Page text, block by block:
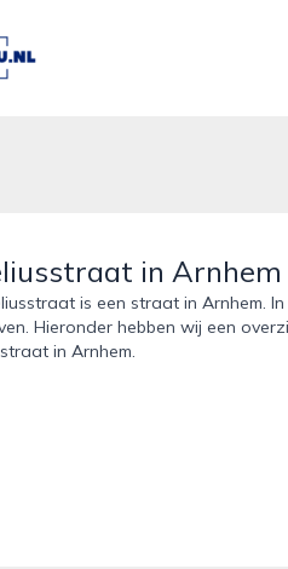
in Arnhem
is een straat in Arnhem.
Hieronder hebben wij een
in Arnhem.